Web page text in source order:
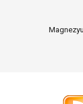
Forma Fiyat